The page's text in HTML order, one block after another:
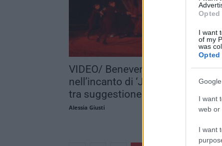
Opted
I want
of my
was
Opted
I want
web or
I want
VIDEO/ Benevento si perde
nell’incanto di ‘Janara’: prima
tra suggestione...
Alessia Giusti